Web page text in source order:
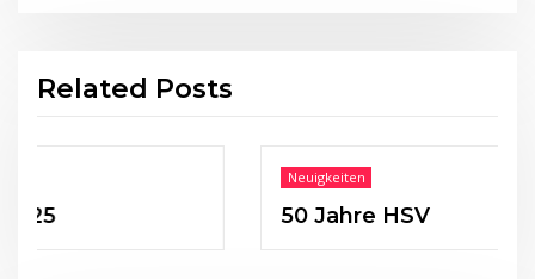
Related Posts
Neuigkeiten
50 Jahre HSV